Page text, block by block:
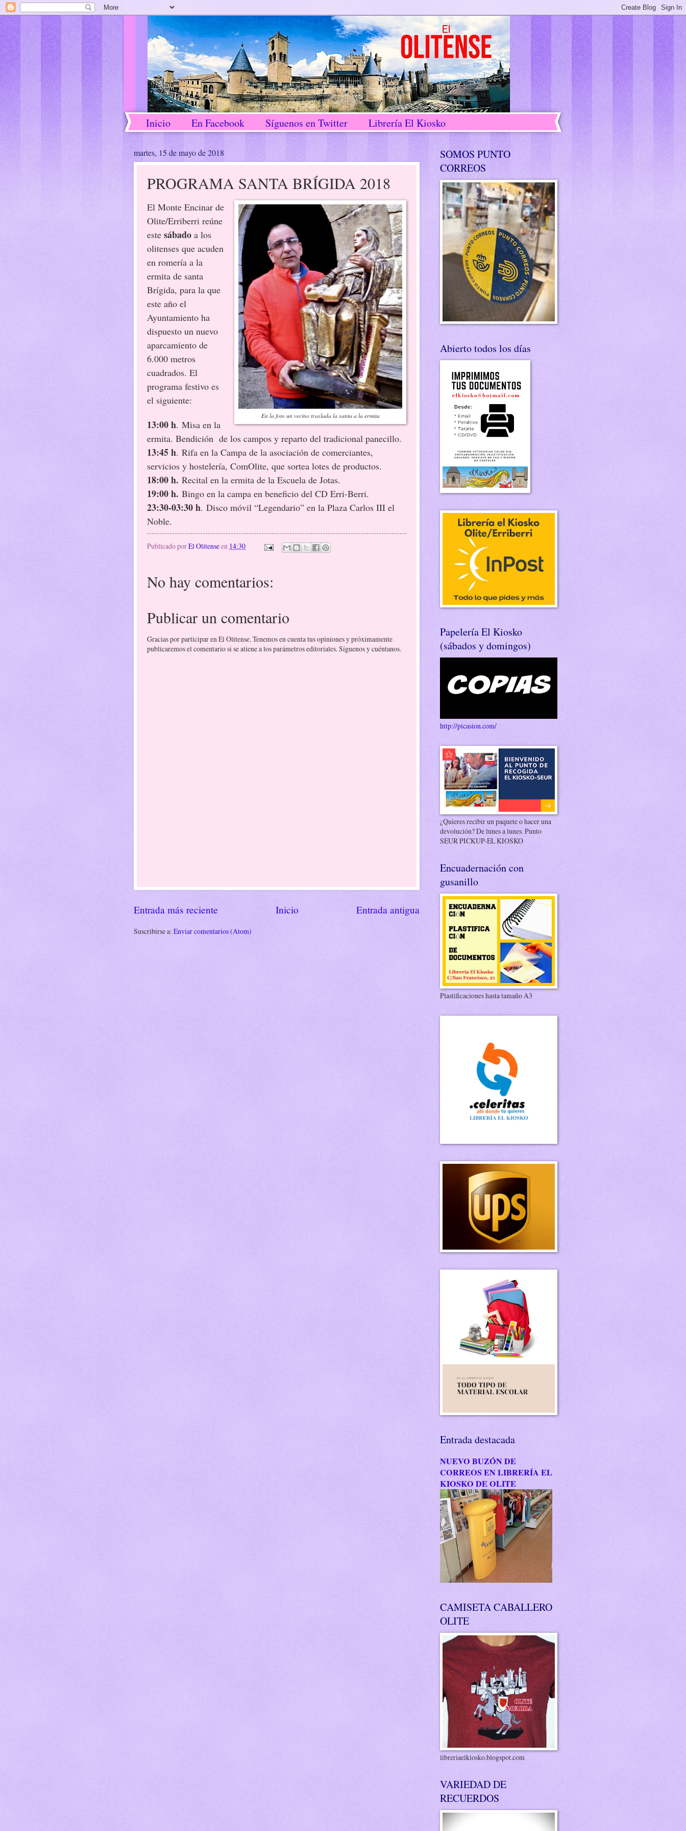
Inicio En Facebook Síguenos en Twitter Librería El Kiosko
martes, 15 de mayo de 2018
PROGRAMA SANTA BRÍGIDA 2018
En la foto un vecino traslada la santa a la ermita
El Monte Encinar de
Olite/Erriberri reúne
este sábado a los
olitenses que acuden
en romería a la
ermita de santa
Brígida, para la que
este año el
Ayuntamiento ha
dispuesto un nuevo
aparcamiento de
6.000 metros
cuadrados. El
programa festivo es
el siguiente:
13:00 h. Misa en la
ermita. Bendición de los campos y reparto del tradicional panecillo.
13:45 h. Rifa en la Campa de la asociación de comerciantes,
servicios y hostelería, ComOlite, que sortea lotes de productos.
18:00 h. Recital en la ermita de la Escuela de Jotas.
19:00 h. Bingo en la campa en beneficio del CD Erri-Berri.
23:30-03:30 h. Disco móvil “Legendario” en la Plaza Carlos III el
Noble.
Publicado porEl Olitenseen 14:30
No hay comentarios:
Publicar un comentario
Gracias por participar en El Olitense. Tenemos en cuenta tus opiniones y próximamente
publicaremos el comentario si se atiene a los parámetros editoriales. Síguenos y cuéntanos.
Entrada más reciente Entrada antigua
Inicio
Suscribirse a: Enviar comentarios (Atom)
SOMOS PUNTO
CORREOS
Abierto todos los días
Papelería El Kiosko
(sábados y domingos)
http://picasion.com/
¿Quieres recibir un paquete o hacer una
devolución? De lunes a lunes. Punto
SEUR PICKUP-EL KIOSKO
Encuadernación con
gusanillo
Plastificaciones hasta tamaño A3
Entrada destacada
NUEVO BUZÓN DE
CORREOS EN LIBRERÍA EL
KIOSKO DE OLITE
CAMISETA CABALLERO
OLITE
libreriaelkiosko.blogspot.com
VARIEDAD DE
RECUERDOS